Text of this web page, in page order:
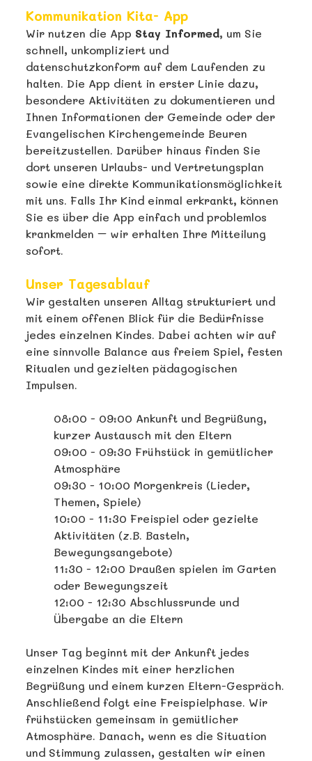
Kommunikation Kita- App
Wir nutzen die App Stay Informed, um Sie
schnell, unkompliziert und
datenschutzkonform auf dem Laufenden zu
halten. Die App dient in erster Linie dazu,
besondere Aktivitäten zu dokumentieren und
Ihnen Informationen der Gemeinde oder der
Evangelischen Kirchengemeinde Beuren
bereitzustellen. Darüber hinaus finden Sie
dort unseren Urlaubs- und Vertretungsplan
sowie eine direkte Kommunikationsmöglichkeit
mit uns. Falls Ihr Kind einmal erkrankt, können
Sie es über die App einfach und problemlos
krankmelden – wir erhalten Ihre Mitteilung
sofort.
Unser Tagesablauf
Wir gestalten unseren Alltag strukturiert und
mit einem offenen Blick für die Bedürfnisse
jedes einzelnen Kindes. Dabei achten wir auf
eine sinnvolle Balance aus freiem Spiel, festen
Ritualen und gezielten pädagogischen
Impulsen.
08:00 - 09:00 Ankunft und Begrüßung,
kurzer Austausch mit den Eltern
09:00 - 09:30 Frühstück in gemütlicher
Atmosphäre
09:30 - 10:00 Morgenkreis (Lieder,
Themen, Spiele)
10:00 - 11:30 Freispiel oder gezielte
Aktivitäten (z.B. Basteln,
Bewegungsangebote)
11:30 - 12:00 Draußen spielen im Garten
oder Bewegungszeit
12:00 - 12:30 Abschlussrunde und
Übergabe an die Eltern
Unser Tag beginnt mit der Ankunft jedes
einzelnen Kindes mit einer herzlichen
Begrüßung und einem kurzen Eltern-Gespräch.
Anschließend folgt eine Freispielphase. Wir
frühstücken gemeinsam in gemütlicher
Atmosphäre. Danach, wenn es die Situation
und Stimmung zulassen, gestalten wir einen